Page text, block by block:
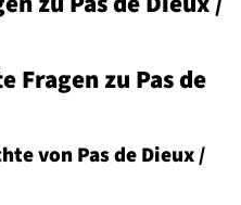
Fragen zu Pas de
von Pas de Dieux /